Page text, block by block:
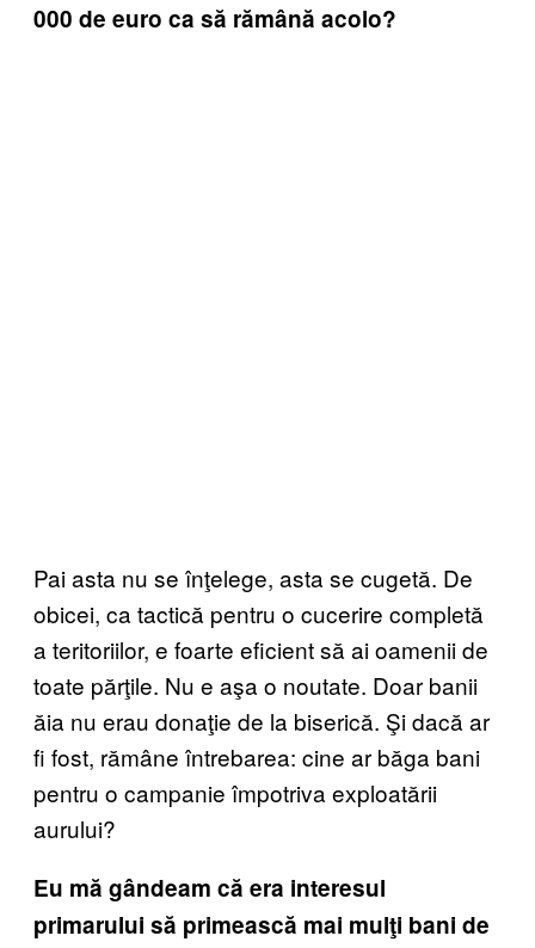
000 de euro ca să rămână acolo?
Pai asta nu se înţelege, asta se cugetă. De
obicei, ca tactică pentru o cucerire completă
a teritoriilor, e foarte eficient să ai oamenii de
toate părţile. Nu e aşa o noutate. Doar banii
ăia nu erau donaţie de la biserică. Şi dacă ar
fi fost, rămâne întrebarea: cine ar băga bani
pentru o campanie împotriva exploatării
aurului?
Eu mă gândeam că era interesul
primarului să primească mai mulţi bani de